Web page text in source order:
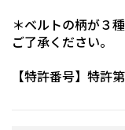
＊ベルトの柄が３
ご了承ください。
【特許番号】特許